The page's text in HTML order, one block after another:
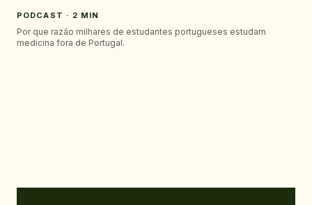
PODCAST · 2 MIN
Por que razão milhares de estudantes portugueses estudam
medicina fora de Portugal.